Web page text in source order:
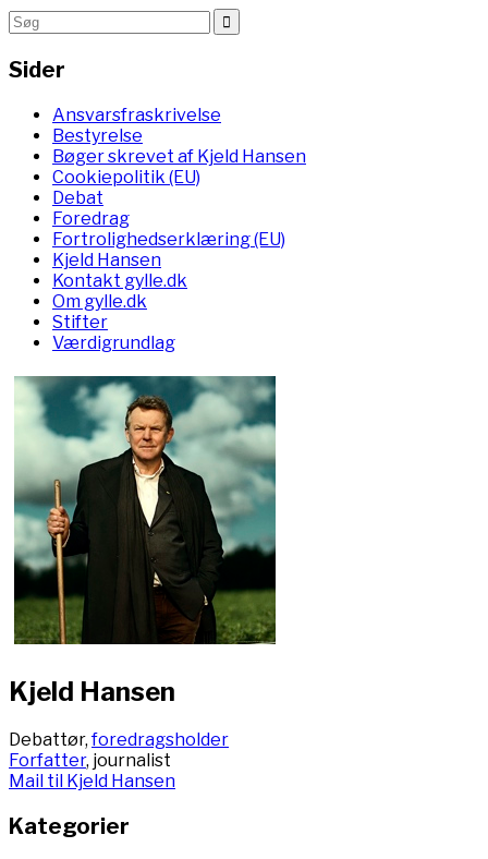
Sider
Ansvarsfraskrivelse
Bestyrelse
Bøger skrevet af Kjeld Hansen
Cookiepolitik (EU)
Debat
Foredrag
Fortrolighedserklæring (EU)
Kjeld Hansen
Kontakt gylle.dk
Om gylle.dk
Stifter
Værdigrundlag
Kjeld Hansen
Debattør,foredragsholder
Forfatter, journalist
Mail til Kjeld Hansen
Kategorier